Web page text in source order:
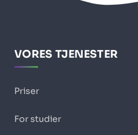
VORES TJENESTER
Priser
For studier